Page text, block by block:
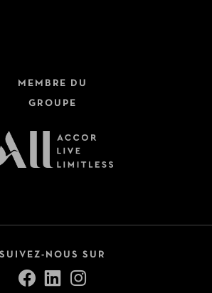
MEMBRE DU
GROUPE
SUIVEZ-NOUS SUR